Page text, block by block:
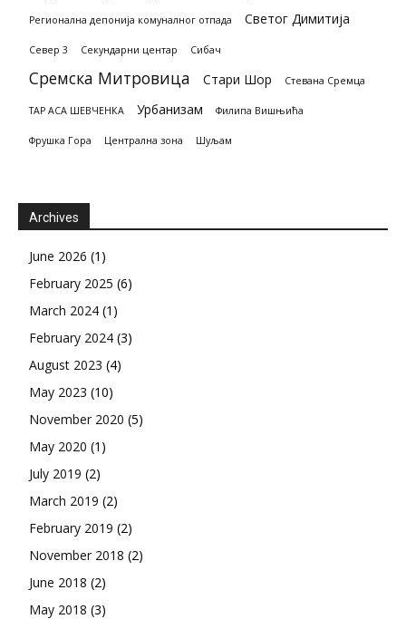
Регионална депонија комуналног отпада Светог Димитија
Север 3 Секундарни центар Сибач
Сремска Митровица Стари Шор Стевана Сремца
ТАР АСА ШЕВЧЕНКА Урбанизам Филипа Вишњића
Фрушка Гора Централна зона Шуљам
Archives
June 2026 (1)
February 2025 (6)
March 2024 (1)
February 2024 (3)
August 2023 (4)
May 2023 (10)
November 2020 (5)
May 2020 (1)
July 2019 (2)
March 2019 (2)
February 2019 (2)
November 2018 (2)
June 2018 (2)
May 2018 (3)